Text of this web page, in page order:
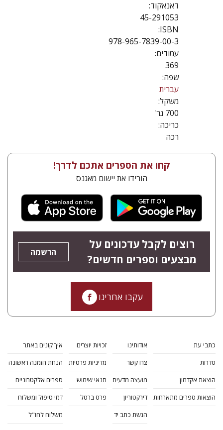
דאנאקוד:
45-291053
ISBN:
978-965-7839-00-3
עמודים:
369
שפה:
עברית
משקל:
700 גר'
כריכה:
רכה
קחו את הספרים אתכם לדרך!
הורידו את יישום מאגנס
רוצים לקבל עדכונים על
מבצעים וספרים חדשים?
הרשמה
עקבו אחרינו
כתבי עת
סדרות
הוצאת אקדמון
הוצאות ספרים מתארחות
אודותינו
צרו קשר
מועצה מדעית
דירקטוריון
הגשת כתב יד
זכויות יוצרים
מדיניות פרטיות
תנאי שימוש
פרס ברטל
איך קונים באתר
הנחת הזמנה ראשונה
ספרים אלקטרוניים
דמי טיפול ומשלוח
משלוח לחו"ל